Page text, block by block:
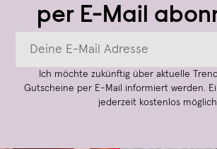
per E-Mail
Ich möchte zukünftig über aktuelle
Gutscheine per E-Mail informiert werden.
jederzeit kostenlos